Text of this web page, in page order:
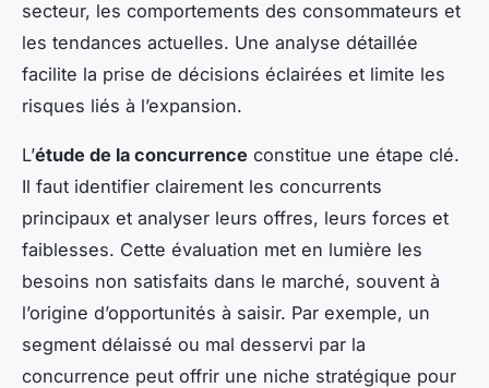
secteur, les comportements des consommateurs et
les tendances actuelles. Une analyse détaillée
facilite la prise de décisions éclairées et limite les
risques liés à l’expansion.
L’étude de la concurrence constitue une étape clé.
Il faut identifier clairement les concurrents
principaux et analyser leurs offres, leurs forces et
faiblesses. Cette évaluation met en lumière les
besoins non satisfaits dans le marché, souvent à
l’origine d’opportunités à saisir. Par exemple, un
segment délaissé ou mal desservi par la
concurrence peut offrir une niche stratégique pour